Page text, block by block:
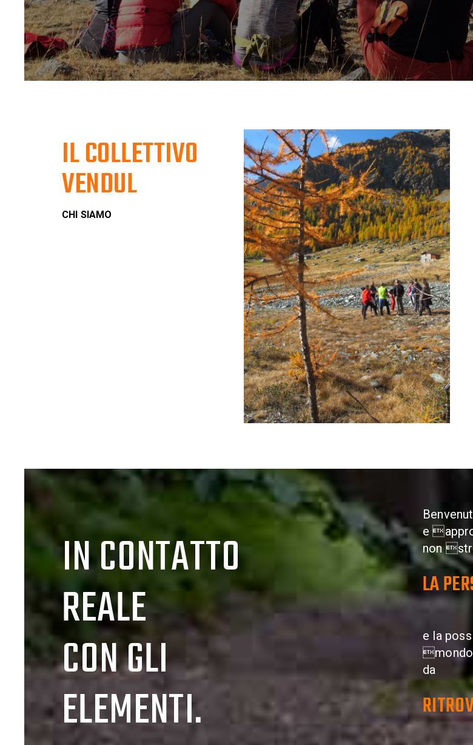
IL COLLETTIVO
VENDUL
CHI SIAMO
IN CONTATTO
REALE
CON GLI
ELEMENTI.
e
non
LA
e la
mondo
da